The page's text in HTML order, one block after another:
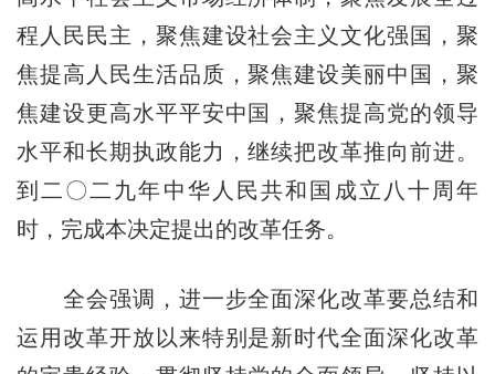
程人民民主，聚焦建设社会主义文化强国，聚
焦提高人民生活品质，聚焦建设美丽中国，聚
焦建设更高水平平安中国，聚焦提高党的领导
水平和长期执政能力，继续把改革推向前进。
到二〇二九年中华人民共和国成立八十周年
时，完成本决定提出的改革任务。
全会强调，进一步全面深化改革要总结和
运用改革开放以来特别是新时代全面深化改革